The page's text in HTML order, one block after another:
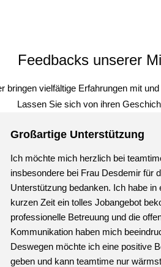
Großartige Unterstützung
Ich möchte mich herzlich bei
insbesondere bei Frau Desdemir für
Unterstützung bedanken. Ich habe in
kurzen Zeit ein tolles Jobangebot
professionelle Betreuung und die
Kommunikation haben mich
Deswegen möchte ich eine positive
geben und kann teamtime nur
Feedbacks unserer
bringen vielfältige Erfahrungen mit
Lassen Sie sich von ihren